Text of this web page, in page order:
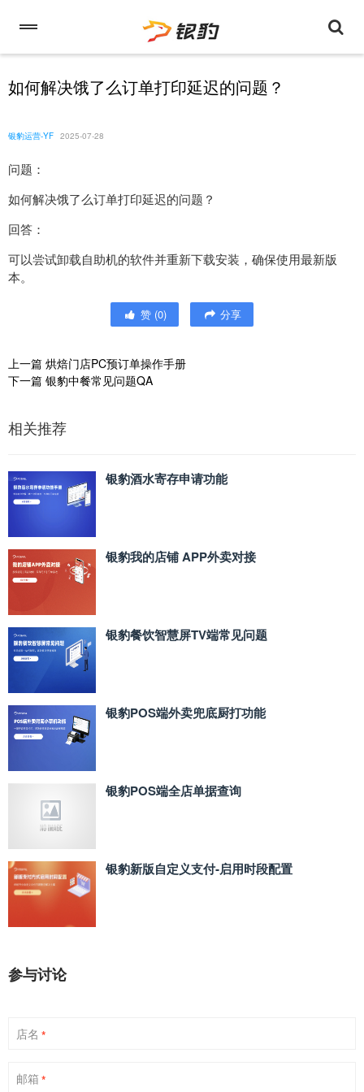
如何解决饿了么订单打印延迟的问题？
银豹运营-YF 2025-07-28
问题：
如何解决饿了么订单打印延迟的问题？
回答：
可以尝试卸载自助机的软件并重新下载安装，确保使用最新版
本。
赞 (0) 分享
上一篇 烘焙门店PC预订单操作手册
下一篇 银豹中餐常见问题QA
相关推荐
银豹酒水寄存申请功能
银豹我的店铺 APP外卖对接
银豹餐饮智慧屏TV端常见问题
银豹POS端外卖兜底厨打功能
银豹POS端全店单据查询
银豹新版自定义支付‑启用时段配置
参与讨论
店名 *
邮箱 *